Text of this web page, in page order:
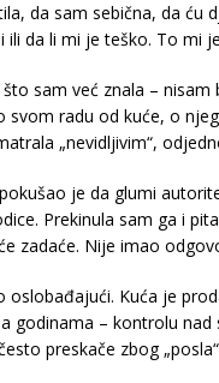
da sam sebična, da ću
ili da li mi je teško. To mi
sam već znala – nisam
svom radu od kuće, o
„nevidljivim“,
je da glumi
Prekinula sam ga i
zadaće. Nije imao
oslobađajući. Kuća je
godinama – kontrolu
preskače zbog